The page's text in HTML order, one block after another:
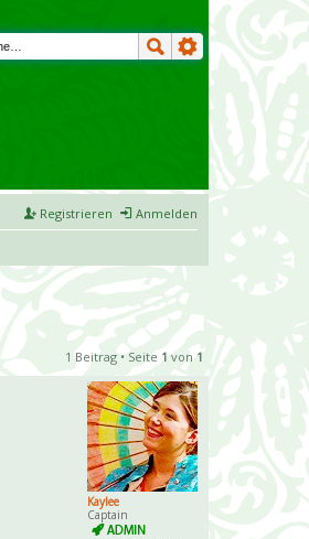
Anmelden
Registrieren
1 Beitrag • Seite 1 von 1
Kaylee
Captain